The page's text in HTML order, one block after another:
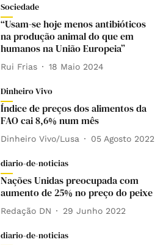
Sociedade
“Usam-se hoje menos antibióticos
na produção animal do que em
humanos na União Europeia”
Rui Frias 18 Maio 2024
Dinheiro Vivo
Índice de preços dos alimentos da
FAO cai 8,6% num mês
Dinheiro Vivo/Lusa 05 Agosto 2022
diario-de-noticias
Nações Unidas preocupada com
aumento de 25% no preço do peixe
Redação DN 29 Junho 2022
diario-de-noticias